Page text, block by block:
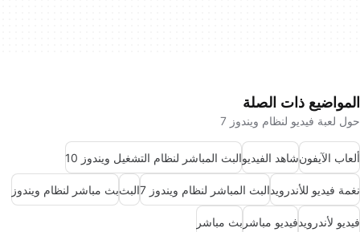
المواضيع ذات الصلة
حول لعبة فيديو لنظام ويندوز 7
ألعاب الآيفونشاهد الفيديوالبث المباشر لنظام التشغيل ويندوز 10
نغمة فيديو للأندرويدالبث المباشر لنظام ويندوز 7 البثبث مباشر لنظام ويندوز
فيديو لأندرويدفيديو مباشر بث مباشر